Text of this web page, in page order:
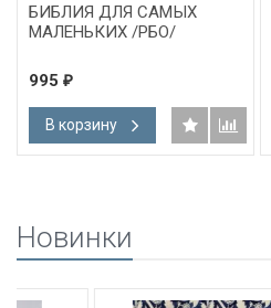
БИБЛИЯ ДЛЯ САМЫХ
МАЛЕНЬКИХ /РБО/
995 ₽
В корзину
Новинки